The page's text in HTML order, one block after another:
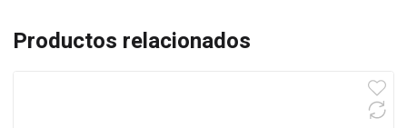
Productos relacionados